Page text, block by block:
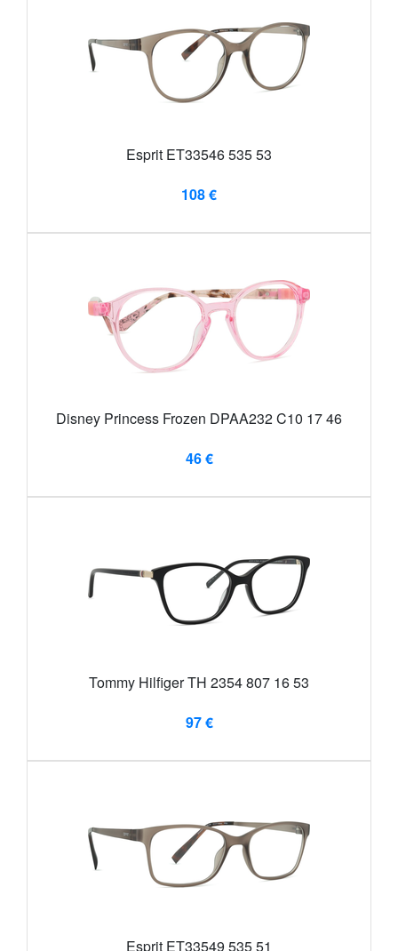
Esprit ET33546 535 53
108 €
Disney Princess Frozen DPAA232 C10 17 46
46 €
Tommy Hilfiger TH 2354 807 16 53
97 €
Esprit ET33549 535 51